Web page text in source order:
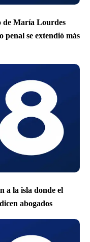
de María Lourdes
penal se extendió más
a la isla donde el
abogados